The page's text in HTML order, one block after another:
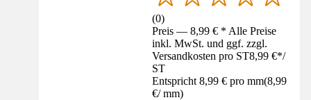
(0)
Preis — 8,99 € * Alle Preise
inkl. MwSt. und ggf. zzgl.
Versandkosten pro ST8,99 €*/
ST
Entspricht 8,99 € pro mm(8,99
€/ mm)